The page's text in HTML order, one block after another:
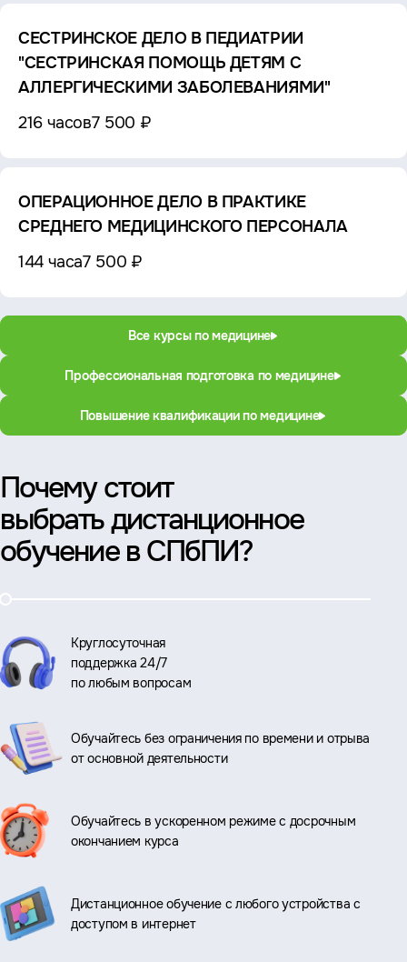
СЕСТРИНСКОЕ ДЕЛО В ПЕДИАТРИИ
"СЕСТРИНСКАЯ ПОМОЩЬ ДЕТЯМ С
АЛЛЕРГИЧЕСКИМИ ЗАБОЛЕВАНИЯМИ"
216 часов7 500 ₽
ОПЕРАЦИОННОЕ ДЕЛО В ПРАКТИКЕ
СРЕДНЕГО МЕДИЦИНСКОГО ПЕРСОНАЛА
144 часа7 500 ₽
Все курсы по медицине
Профессиональная подготовка по медицине
Повышение квалификации по медицине
Почему стоит
выбрать дистанционное
обучение в СПбПИ?
Круглосуточная
поддержка 24/7
по любым вопросам
Обучайтесь без ограничения по времени и отрыва
от основной деятельности
Обучайтесь в ускоренном режиме с досрочным
окончанием курса
Дистанционное обучение с любого устройства с
доступом в интернет